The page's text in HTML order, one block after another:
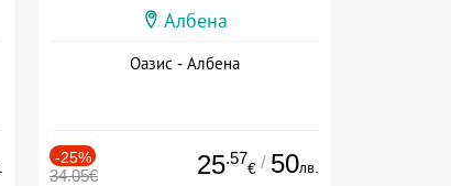
Албена
Оазис - Албена
-25%
34.05€ 25.57
€ / 50лв.